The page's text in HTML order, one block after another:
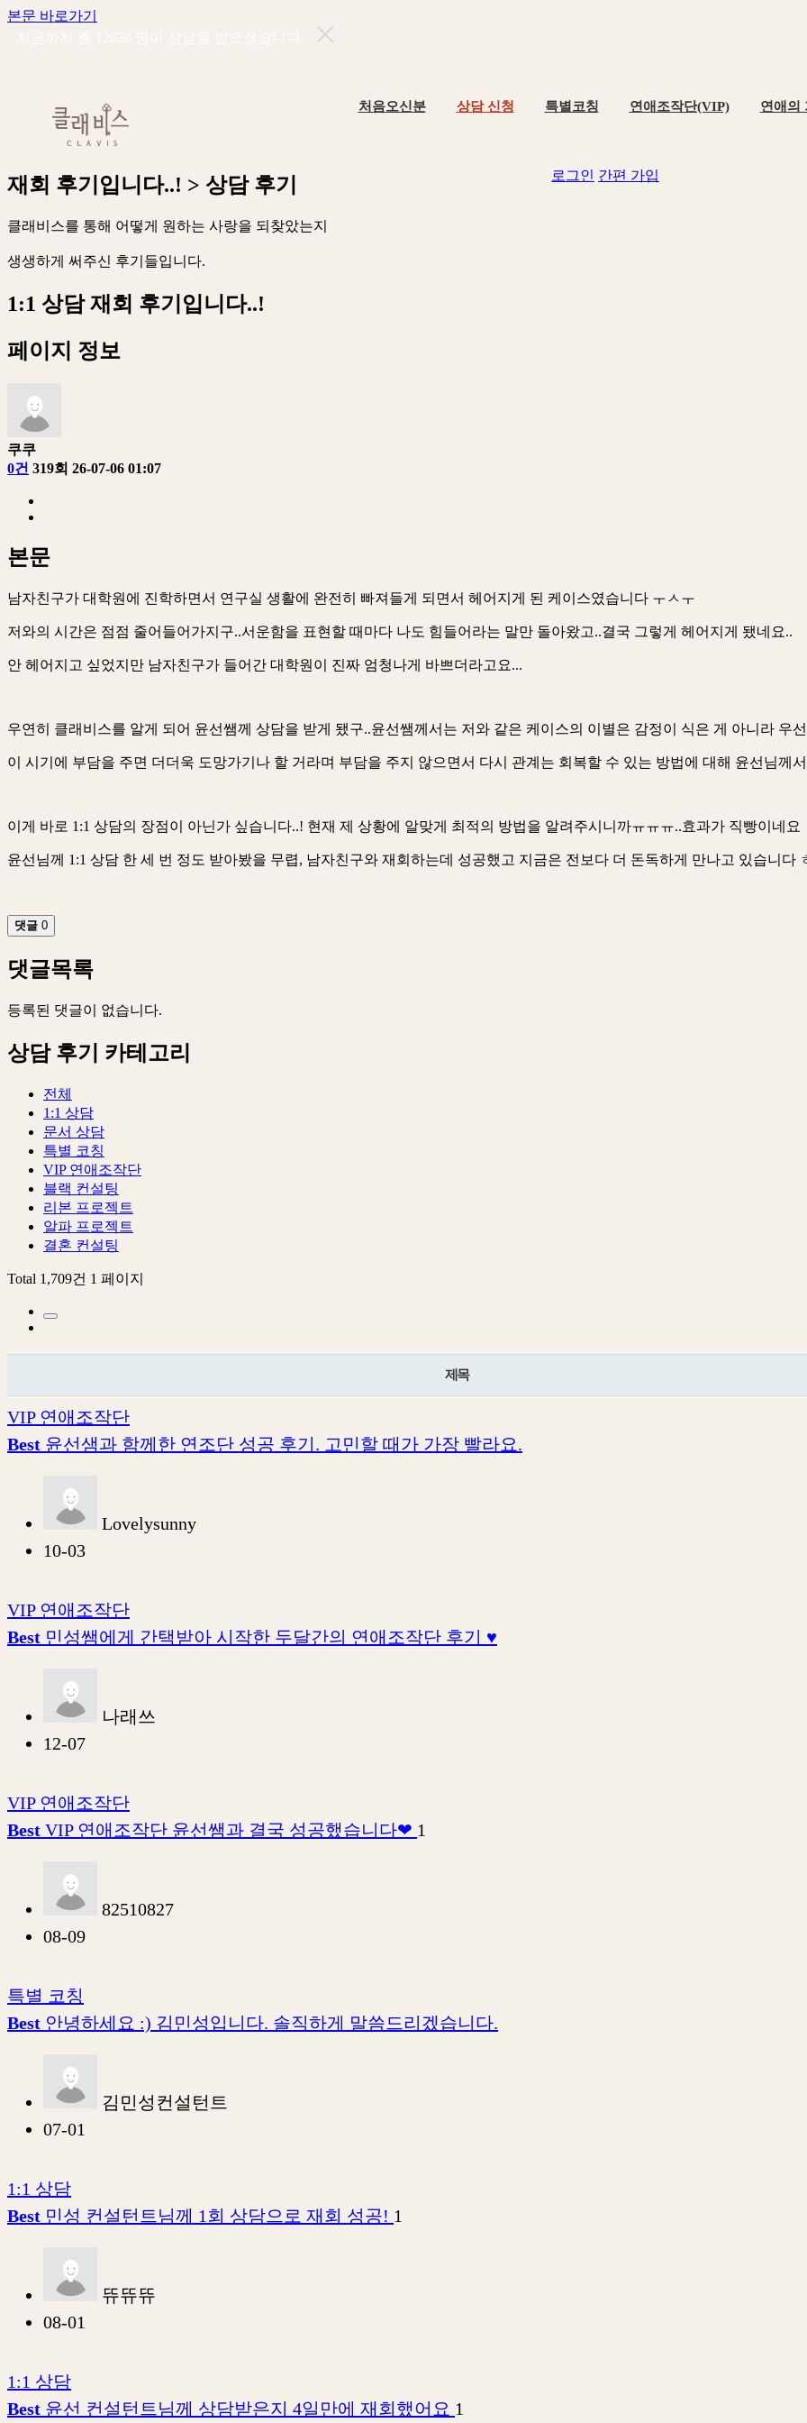
본문 바로가기
처음오신분 상담 신청 특별코칭 연애조작단(VIP) 연애의
로그인 간편 가입
재 회 후기 입니 다..! > 상담 후기
클래 비 스를 통해 어 떻게 원하는 사랑을 되 찾았는지
생생하게 써 주신 후기 들입니 다.
1:1 상담 재회 후기입니다..!
페이지 정보
쿠쿠
0건 319회 26-07-06 01:07
본문
남자친구가 대학원에 진학하면서 연구실 생활에 완전히 빠져들게 되면서 헤어지게 된 케이스였습니다 ㅜㅅㅜ
저와의 시간은 점점 줄어들어가지구..서운함을 표현할 때마다 나도 힘들어라는 말만 돌아왔고..결국 그렇게 헤어지게 됐네요..
안 헤어지고 싶었지만 남자친구가 들어간 대학원이 진짜 엄청나게 바쁘더라고요...
우연히 클래비스를 알게 되어 윤선쌤께 상담을 받게 됐구..윤선쌤께서는 저와 같은 케이스의 이별은 감정이 식은 게 아니라 우
이 시기에 부담을 주면 더더욱 도망가기나 할 거라며 부담을 주지 않으면서 다시 관계는 회복할 수 있는 방법에 대해 윤선님께
이게 바로 1:1 상담의 장점이 아닌가 싶습니다..! 현재 제 상황에 알맞게 최적의 방법을 알려주시니까ㅠㅠㅠ..효과가 직빵이네요
윤선님께 1:1 상담 한 세 번 정도 받아봤을 무렵, 남자친구와 재회하는데 성공했고 지금은 전보다 더 돈독하게 만나고 있습니다
댓글 0
댓글목록
등록된 댓글이 없습니다.
상담 후기 카테고리
전체
1:1 상담
문서 상담
특별 코칭
VIP 연애조작단
블랙 컨설팅
리본 프로젝트
알파 프로젝트
결혼 컨설팅
Total 1,709건 1 페이지
제목
VIP 연애조작단
Best 윤선샘과 함께한 연조단 성공 후기. 고민할 때가 가장 빨라요.
Lovelysunny
10-03
VIP 연애조작단
Best 민성쌤에게 간택받아 시작한 두달간의 연애조작단 후기 ♥
나래쓰
12-07
VIP 연애조작단
Best VIP 연애조작단 윤선쌤과 결국 성공했습니다❤ 1
82510827
08-09
특별 코칭
Best 안녕하세요 :) 김민성입니다. 솔직하게 말씀드리겠습니다.
김민성컨설턴트
07-01
1:1 상담
Best 민성 컨설턴트님께 1회 상담으로 재회 성공! 1
뜌뜌뜌
08-01
1:1 상담
Best 윤선 컨설턴트님께 상담받은지 4일만에 재회했어요 1